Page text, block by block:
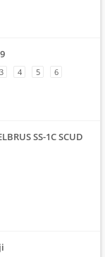
3 4 5 6
SS-1C SCUD